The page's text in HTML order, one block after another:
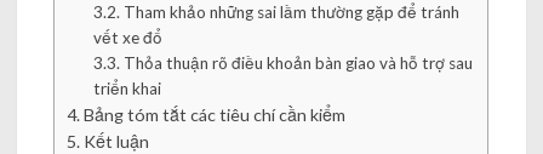
Tham khảo những sai lầm thường gặp để tránh
vết xe đổ
Thỏa thuận rõ điều khoản bàn giao và hỗ trợ sau
triển khai
Bảng tóm tắt các tiêu chí cần kiểm
Kết luận